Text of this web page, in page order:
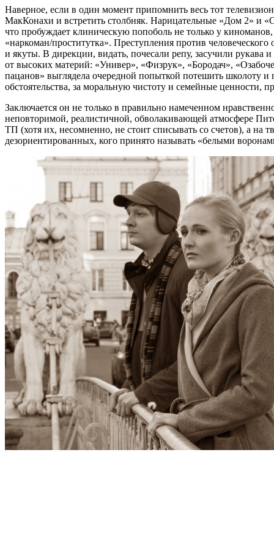
Наверное, если в один момент припомнить весь тот
МакКонахи и встретить столбняк. Нарицательные «Дом 2» и
что пробуждает клиническую попоболь не только у
«наркоман/проститутка». Преступления против
и якуты. В дирекции, видать, почесали репу, засучили рукава
от высоких материй: «Универ», «Физрук», «Бородач»,
пацанов» выглядела очередной попыткой потешить школоту
обстоятельства, за моральную чистоту и семейные ценности,
Заключается он не только в правильно намеченном
неповторимой, реалистичной, обволакивающей атмосфере
ТП (хотя их, несомненно, не стоит списывать со счетов), а
дезориентированных, кого принято называть «белыми